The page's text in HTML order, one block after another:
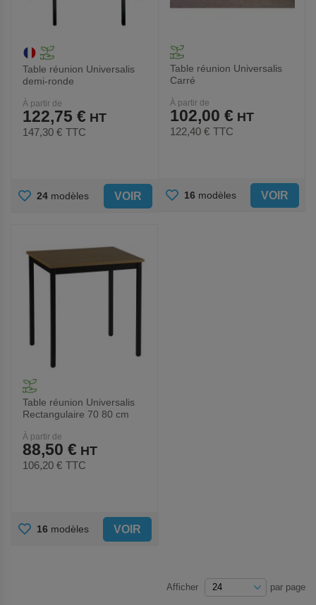
Table réunion Universalis
demi-ronde
À partir de
122,75 €
147,30 € TTC
AJOUTER
24 modèles VOIR
Table réunion Universalis
Carré
À partir de
102,00 €
122,40 € TTC
AJOUTER
16 modèles VOIR
Table réunion Universalis
Rectangulaire 70 80 cm
À partir de
88,50 €
106,20 € TTC
AJOUTER
16 modèles VOIR
Afficher par page